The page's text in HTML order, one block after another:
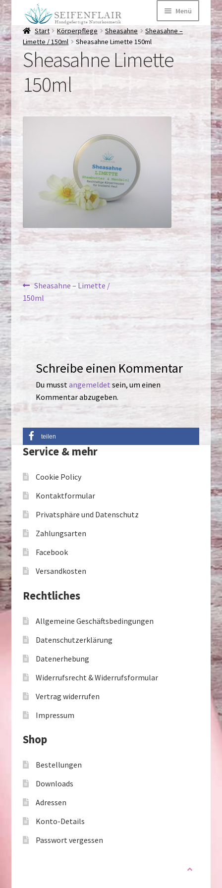
Zur
Navigation
springen
Zum
Inhalt
springen
Menü
Startseite
Über mich
Märkte
Kategorien
Start Körperpflege Sheasahne
Sheasahne –
Limette / 150ml
Sheasahne Limette 150ml
Sheasahne Limette
150ml
Beitragsnavigation
Vorheriger
Beitrag:
Sheasahne – Limette /
150ml
Schreibe einen Kommentar
Du musstangemeldet sein, um einen
Kommentar abzugeben.
teilen
Service & mehr
Cookie Policy
Kontaktformular
Privatsphäre und Datenschutz
Zahlungsarten
Facebook
Versandkosten
Rechtliches
Allgemeine Geschäftsbedingungen
Datenschutzerklärung
Datenerhebung
Widerrufsrecht & Widerrufsformular
Vertrag widerrufen
Impressum
Shop
Bestellungen
Downloads
Adressen
Konto-Details
Passwort vergessen